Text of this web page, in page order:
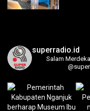
superradio.id
Salam